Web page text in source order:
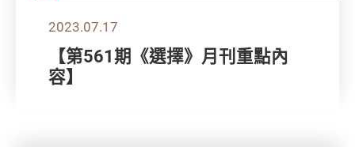
2023.07.17
【第561期《選擇》月刊重點內
容】